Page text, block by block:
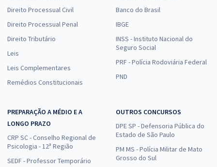
Direito Processual Civil
Direito Processual Penal
Direito Tributário
Leis
Leis Complementares
Remédios Constitucionais
Banco do Brasil
IBGE
INSS - Instituto Nacional do
Seguro Social
PRF - Polícia Rodoviária Federal
PND
PREPARAÇÃO A MÉDIO E A
LONGO PRAZO
CRP SC - Conselho Regional de
Psicologia - 12ª Região
SEDF - Professor Temporário
OUTROS CONCURSOS
DPE SP - Defensoria Pública do
Estado de São Paulo
PM MS - Polícia Militar de Mato
Grosso do Sul